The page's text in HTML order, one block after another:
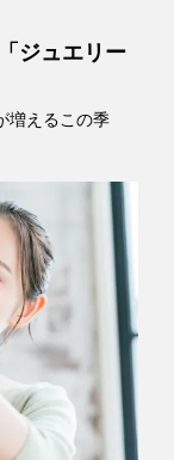
ジュエリー
増えるこの季